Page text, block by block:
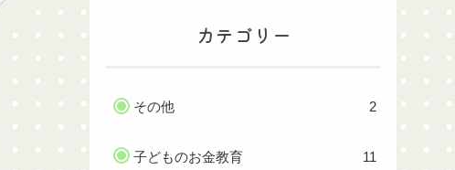
カテゴリー
その他 2
子どものお金教育 11